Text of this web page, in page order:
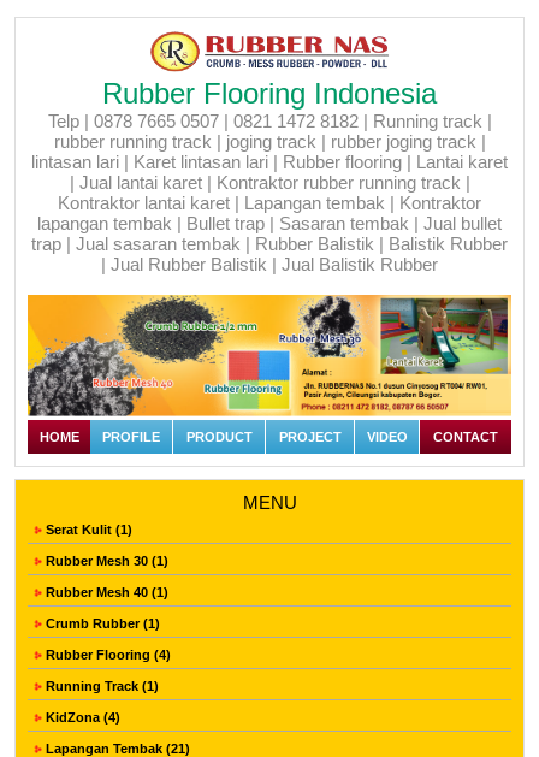
Rubber Flooring Indonesia
Telp | 0878 7665 0507 | 0821 1472 8182 | Running track |
rubber running track | joging track | rubber joging track |
lintasan lari | Karet lintasan lari | Rubber flooring | Lantai karet
| Jual lantai karet | Kontraktor rubber running track |
Kontraktor lantai karet | Lapangan tembak | Kontraktor
lapangan tembak | Bullet trap | Sasaran tembak | Jual bullet
trap | Jual sasaran tembak | Rubber Balistik | Balistik Rubber
| Jual Rubber Balistik | Jual Balistik Rubber
HOME PROFILE PRODUCT PROJECT VIDEO CONTACT
MENU
Serat Kulit (1)
Rubber Mesh 30 (1)
Rubber Mesh 40 (1)
Crumb Rubber (1)
Rubber Flooring (4)
Running Track (1)
KidZona (4)
Lapangan Tembak (21)